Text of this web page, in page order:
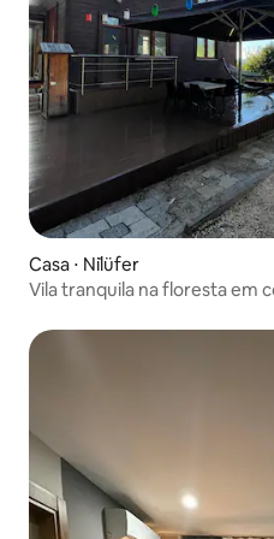
Casa ⋅ Ni̇lüfer
Vila tranquila na floresta em